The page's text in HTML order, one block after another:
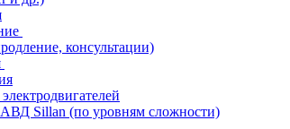
консультации)
Sillan (по уровням сложности)